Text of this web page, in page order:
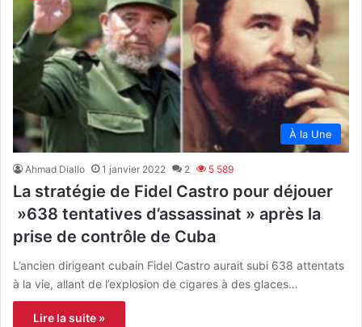
À la Une
Ahmad Diallo 1 janvier 2022 2 5 589
La stratégie de Fidel Castro pour déjouer
»638 tentatives d’assassinat » après la
prise de contrôle de Cuba
L’ancien dirigeant cubain Fidel Castro aurait subi 638 attentats
à la vie, allant de l’explosion de cigares à des glaces…
Lire la suite »